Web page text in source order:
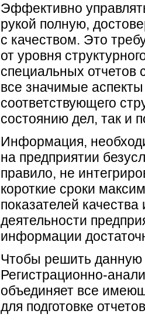
Эффективно
рукой полную,
с качеством. Это
от уровня
специальных
все значимые аспекты
соответствующего
состоянию дел, так и
Информация,
на предприятии
правило, не
короткие сроки
показателей качества
деятельности
информации
Чтобы решить данную
Регистрационно-
объединяет все
для подготовке